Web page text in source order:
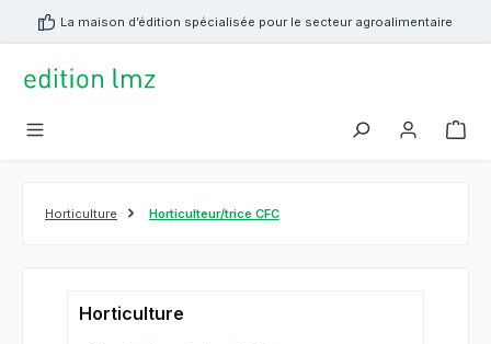
principal
La maison d’édition spécialisée pour le secteur agroalimentaire
Horticulture Horticulteur/trice CFC
Horticulture